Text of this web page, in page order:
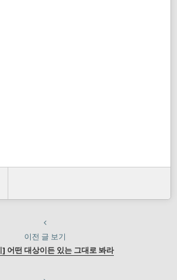
이전 글 보기
어떤 대상이든 있는 그대로 봐라